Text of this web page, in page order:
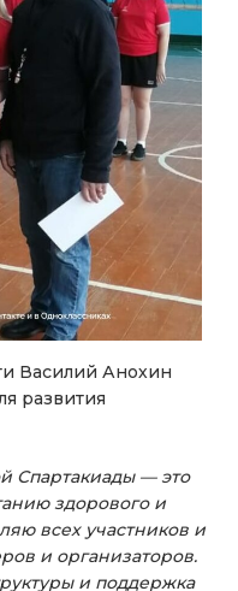
Василий Анохин
развития
Спартакиады — это
здорового и
всех участников и
и организаторов.
и поддержка